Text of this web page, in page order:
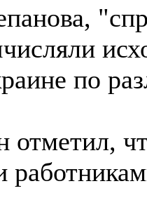
по
отметил,